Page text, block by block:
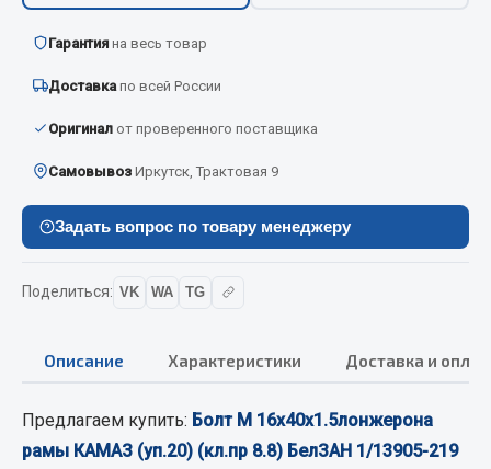
Вентиляторы кабины
Вымпела
Показать ещё
Весь раздел
Смазочные материалы
Масла
Охладжающие жидкости
Весь раздел
МЕТИЗЫ
Гарантия на весь товар
Доставка по всей России
Оригинал от проверенного поставщика
Самовывоз Иркутск, Трактовая 9
Задать вопрос по товару менеджеру
Поделиться: VK WA TG
Описание Характеристики Доставка и
Предлагаем купить: Болт М 16х40х1.5лонжерона
рамы КАМАЗ (уп.20) (кл.пр 8.8) БелЗАН 1/13905-219